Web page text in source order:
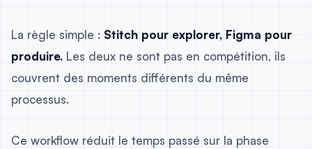
La règle simple : Stitch pour explorer, Figma pour
produire. Les deux ne sont pas en compétition, ils
couvrent des moments différents du même
processus.
Ce workflow réduit le temps passé sur la phase